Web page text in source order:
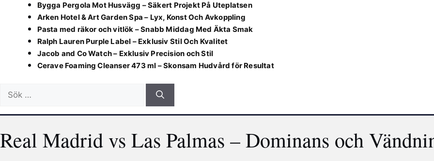
Bygga Pergola Mot Husvägg – Säkert Projekt På Uteplatsen
Arken Hotel & Art Garden Spa – Lyx, Konst Och Avkoppling
Pasta med räkor och vitlök – Snabb Middag Med Äkta Smak
Ralph Lauren Purple Label – Exklusiv Stil Och Kvalitet
Jacob and Co Watch – Exklusiv Precision och Stil
Cerave Foaming Cleanser 473 ml – Skonsam Hudvård för Resultat
Sök
efter:
Real Madrid vs Las Palmas – Dominans och